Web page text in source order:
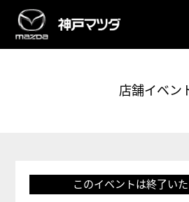
店舗イベン
このイベントは終了いた